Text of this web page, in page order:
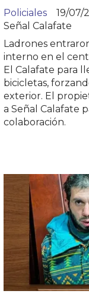
Señal Calafate
Policiales 19/07/
Ladrones
interno en el
El Calafate para
bicicletas,
exterior. El
a Señal Calafate
colaboración.